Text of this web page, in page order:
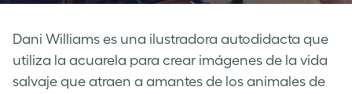
Dani Williams es una ilustradora autodidacta que
utiliza la acuarela para crear imágenes de la vida
salvaje que atraen a amantes de los animales de